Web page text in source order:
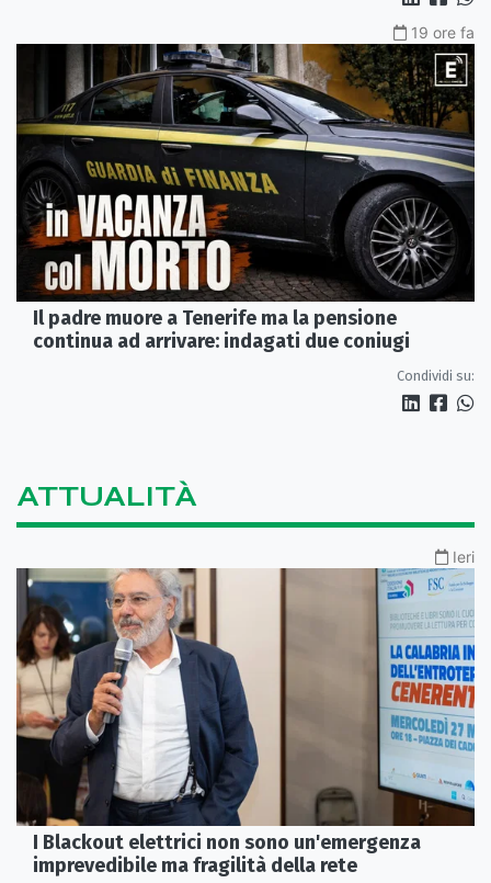
19 ore fa
Il padre muore a Tenerife ma la pensione
continua ad arrivare: indagati due coniugi
Condividi su:
ATTUALITÀ
Ieri
I Blackout elettrici non sono un'emergenza
imprevedibile ma fragilità della rete